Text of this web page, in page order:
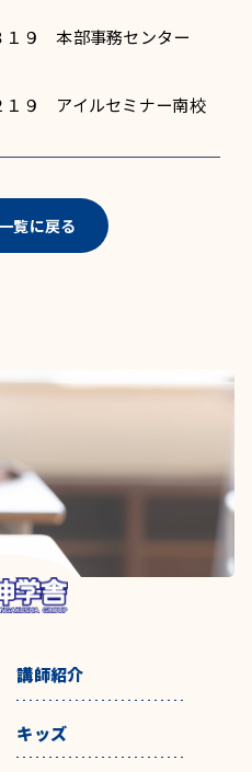
１９ 本部事務センター
９ アイルセミナー南校
覧に戻る
講師紹介
キッズ